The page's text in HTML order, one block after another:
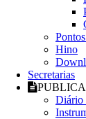
Hino
Secretarias
Diário